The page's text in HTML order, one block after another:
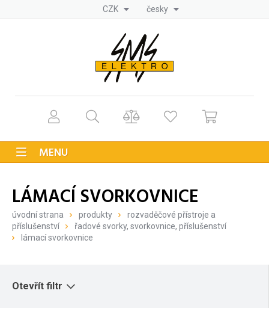
CZK česky
MENU
LÁMACÍ SVORKOVNICE
úvodní strana produkty
rozvaděčové přístroje a
příslušenství
řadové svorky, svorkovnice, příslušenství
lámací svorkovnice
Otevřít filtr